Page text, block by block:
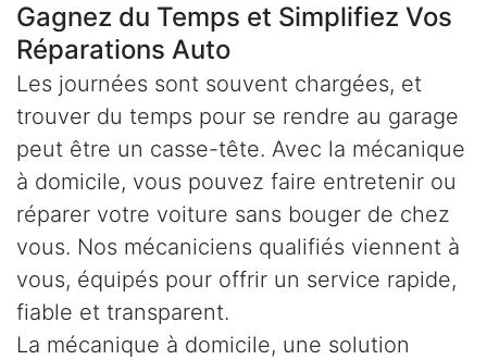
Gagnez du Temps et Simplifiez Vos
Réparations Auto
Les journées sont souvent chargées, et
trouver du temps pour se rendre au garage
peut être un casse-tête. Avec la mécanique
à domicile, vous pouvez faire entretenir ou
réparer votre voiture sans bouger de chez
vous. Nos mécaniciens qualifiés viennent à
vous, équipés pour offrir un service rapide,
fiable et transparent.
La mécanique à domicile, une solution